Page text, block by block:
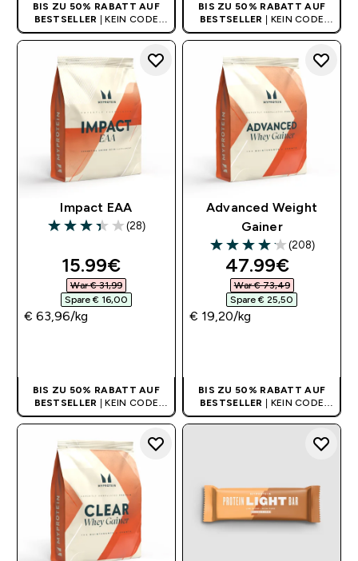
BIS ZU 50% RABATT AUF
BESTSELLER
| KEIN CODE
BENÖTIGT
BIS ZU 50% RABATT AUF
BESTSELLER
| KEIN CODE
BENÖTIGT
Impact EAA
3.39 out of 5 stars
(28)
discounted price
15.99€‎
War € 31,99‎
Spare € 16,00‎
€ 63,96‎/kg
BIS ZU 50% RABATT AUF
BESTSELLER
| KEIN CODE
BENÖTIGT
Advanced Weight
Gainer
4.13 out of 5 stars
(208)
discounted
47.99€‎
War € 73,49‎
Spare € 25,50‎
€ 19,20‎/kg
BIS ZU 50% RABATT AUF
BESTSELLER
| KEIN CODE
BENÖTIGT